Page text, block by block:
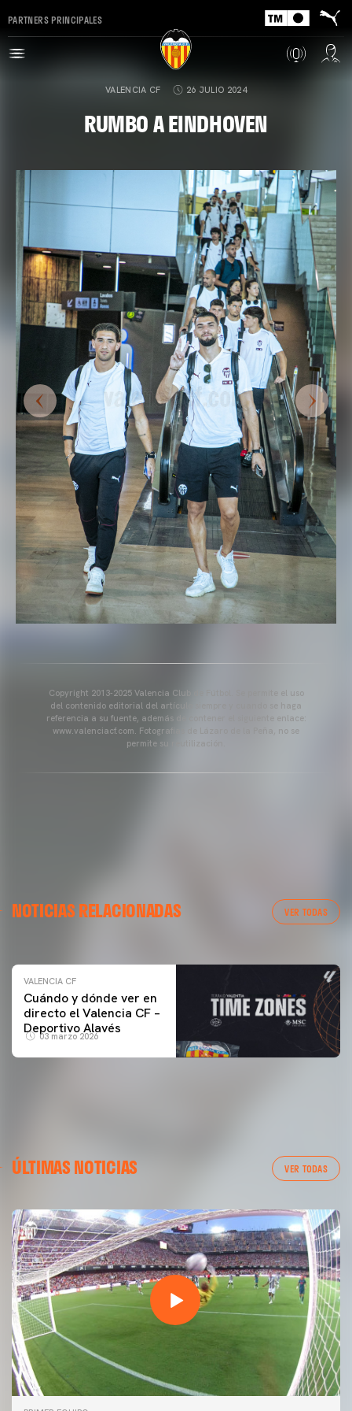
PARTNERS PRINCIPALES
VALENCIA CF 26 JULIO 2024
RUMBO A EINDHOVEN
Copyright 2013-2025 Valencia Club de Fútbol. Se permite el uso
del contenido editorial del artículo siempre y cuando se haga
referencia a su fuente, además de contener el siguiente enlace:
www.valenciacf.com. Fotografías de Lázaro de la Peña, no se
permite su reutilización.
NOTICIAS RELACIONADAS VER TODAS
ENTRENAMIENTO DEL VALENCIA CF 04/03/26
VALENCIA CF
Cuándo y dónde ver en
directo el Valencia CF –
Deportivo Alavés
03 marzo 2026
ÚLTIMAS NOTICIAS VER TODAS
PRIMER EQUIPO